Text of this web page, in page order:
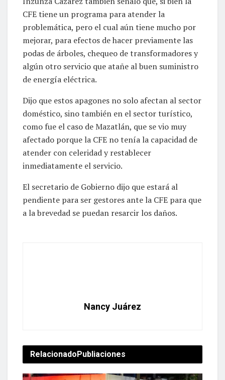
Inzunza Cázarez también señaló que, si bien la
CFE tiene un programa para atender la
problemática, pero el cual aún tiene mucho por
mejorar, para efectos de hacer previamente las
podas de árboles, chequeo de transformadores y
algún otro servicio que atañe al buen suministro
de energía eléctrica.
Dijo que estos apagones no solo afectan al sector
doméstico, sino también en el sector turístico,
como fue el caso de Mazatlán, que se vio muy
afectado porque la CFE no tenía la capacidad de
atender con celeridad y restablecer
inmediatamente el servicio.
El secretario de Gobierno dijo que estará al
pendiente para ser gestores ante la CFE para que
a la brevedad se puedan resarcir los daños.